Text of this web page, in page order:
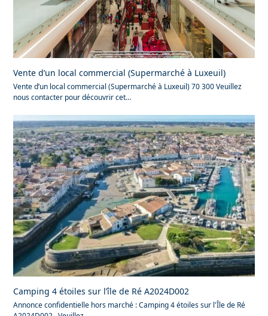
Vente d’un local commercial (Supermarché à Luxeuil)
Vente d’un local commercial (Supermarché à Luxeuil) 70 300 Veuillez
nous contacter pour découvrir cet…
Camping 4 étoiles sur l’île de Ré A2024D002
Annonce confidentielle hors marché : Camping 4 étoiles sur l'Île de Ré